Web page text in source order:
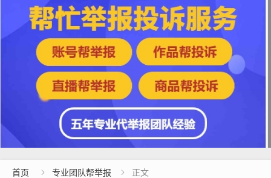
首页  专业团队帮举报  正文